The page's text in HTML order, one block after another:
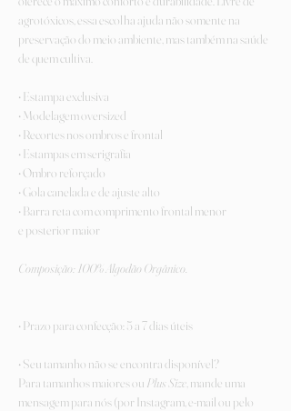
agrotóxicos, essa escolha ajuda não somente na
preservação do meio ambiente, mas também na saúde
de quem cultiva.
• Estampa exclusiva
• Modelagem oversized
• Recortes nos ombros e frontal
• Estampas em serigrafia
• Ombro reforçado
• Gola canelada e de ajuste alto
• Barra reta com comprimento frontal menor
e posterior maior
Composição: 100% Algodão Orgânico.
• Prazo para confecção: 5 a 7 dias úteis
• Seu tamanho não se encontra disponível?
Para tamanhos maiores ou Plus Size, mande uma
mensagem para nós (por Instagram, e-mail ou pelo